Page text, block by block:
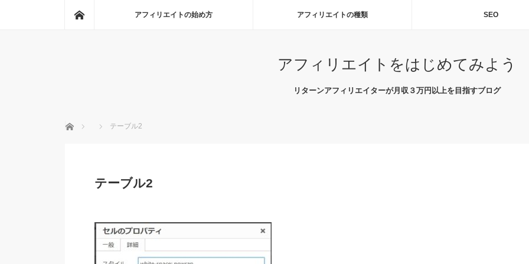
アフィリエイトの始め方 アフィリエイトの種類 SEO
アフィリエイトをはじめてみよう
リターンアフィリエイターが月収３万円以上を目指すブログ
ホーム テーブル2
テーブル2